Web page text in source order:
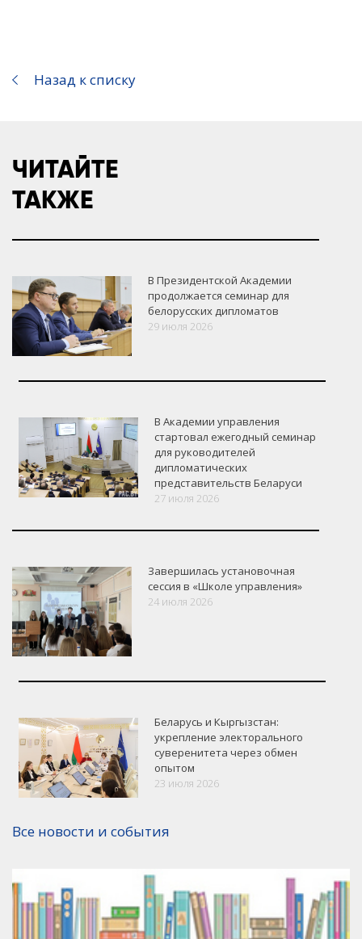
VK Google+ Facebook
Назад к списку
ЧИТАЙТЕ
ТАКЖЕ
В Президентской Академии
продолжается семинар для
белорусских дипломатов
29 июля 2026
В Академии управления
стартовал ежегодный семинар
для руководителей
дипломатических
представительств Беларуси
27 июля 2026
Завершилась установочная
сессия в «Школе управления»
24 июля 2026
Беларусь и Кыргызстан:
укрепление электорального
суверенитета через обмен
опытом
23 июля 2026
Все новости и события